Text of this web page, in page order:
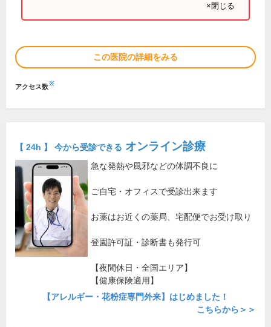
×閉じる
この医院の詳細をみる
アクセス数※
【 24h 】 今から受診できる オンライン診療
急な発熱や風邪などの体調不良に
ご自宅・オフィスで受診出来ます
お薬はお近くの薬局、宅配便でお受け取り
登園許可証・診断書も発行可
【夜間休日・全国エリア】
【健康保険適用】
【アレルギー・花粉症専門外来】はじめました！
こちらから＞＞